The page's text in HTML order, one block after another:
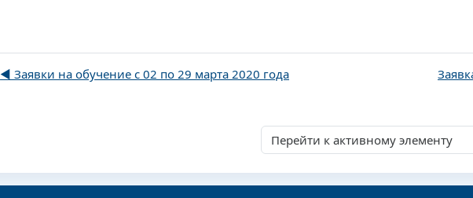
◀︎ Заявки на обучение с 02 по 29 марта 2020 года
Перейти к активному элементу